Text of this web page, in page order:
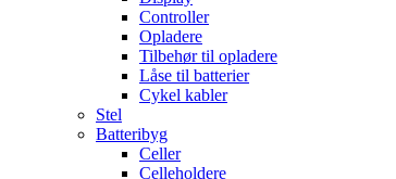
Controller
Opladere
Tilbehør til opladere
Låse til batterier
Cykel kabler
Stel
Batteribyg
Celler
Celleholdere